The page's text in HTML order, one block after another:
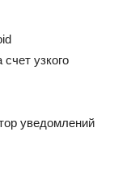
узкого
уведомлений